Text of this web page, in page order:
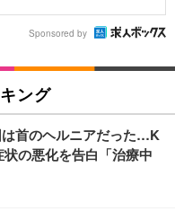
Sponsored by
ング
首のヘルニアだった…K
の悪化を告白「治療中